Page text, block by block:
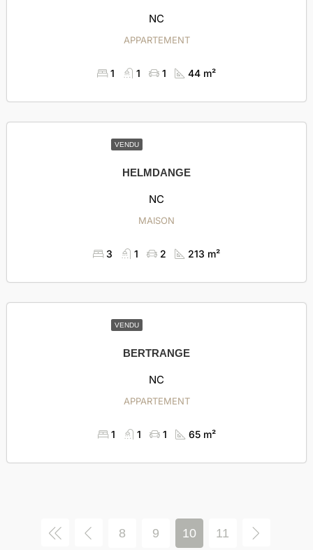
NC
APPARTEMENT
1 1 1 44 m²
VENDU
HELMDANGE
NC
MAISON
3 1 2 213 m²
VENDU
BERTRANGE
NC
APPARTEMENT
1 1 1 65 m²
8 9 10 11